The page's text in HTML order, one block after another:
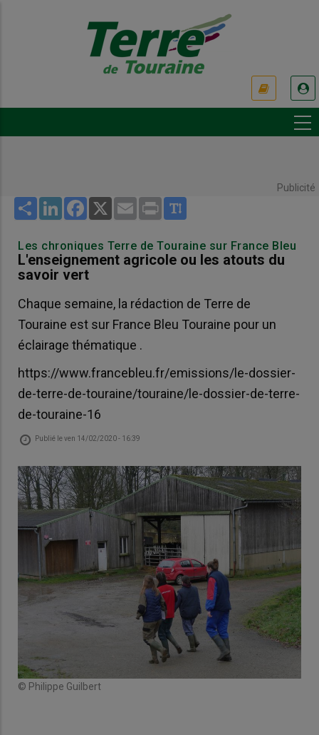
Publicité
Share LinkedInFacebook
X Email Print
Les chroniques Terre de Touraine sur France Bleu
L'enseignement agricole ou les atouts du
savoir vert
Chaque semaine, la rédaction de Terre de
Touraine est sur France Bleu Touraine pour un
éclairage thématique .
https://www.francebleu.fr/emissions/le-dossier-
de-terre-de-touraine/touraine/le-dossier-de-terre-
de-touraine-16
Publié leven 14/02/2020 - 16:39
© Philippe Guilbert